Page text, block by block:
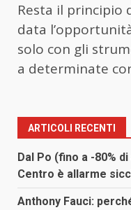
Resta il principio
data
solo con gli
a determinate
ARTICOLI RECENTI
Dal Po (fino a -80%
Centro è allarme
Anthony Fauci: